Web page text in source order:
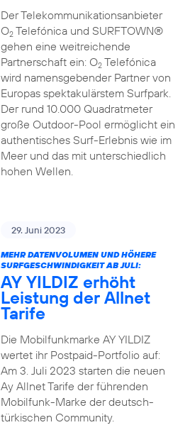
Der Telekommunikationsanbieter
O2Telefónica und SURFTOWN®
gehen eine weitreichende
Partnerschaft ein: O2Telefónica
wird namensgebender Partner von
Europas spektakulärstem Surfpark.
Der rund 10.000 Quadratmeter
große Outdoor-Pool ermöglicht ein
authentisches Surf-Erlebnis wie im
Meer und das mit unterschiedlich
hohen Wellen.
29. Juni 2023
MEHR DATENVOLUMEN UND HÖHERE
SURFGESCHWINDIGKEIT AB JULI:
AY YILDIZ erhöht
Leistung der Allnet
Tarife
Die Mobilfunkmarke AY YILDIZ
wertet ihr Postpaid-Portfolio auf:
Am 3. Juli 2023 starten die neuen
Ay Allnet Tarife der führenden
Mobilfunk-Marke der deutsch-
türkischen Community.